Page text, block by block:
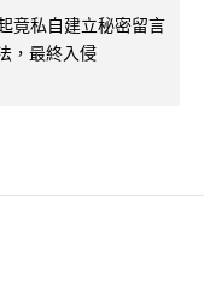
竟私自建立秘密留言
，最終入侵